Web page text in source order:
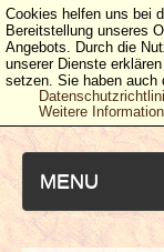
MENU
Cookies helfen uns bei
Bereitstellung unseres
Angebots. Durch die
unserer Dienste
setzen. Sie haben auch
Weitere